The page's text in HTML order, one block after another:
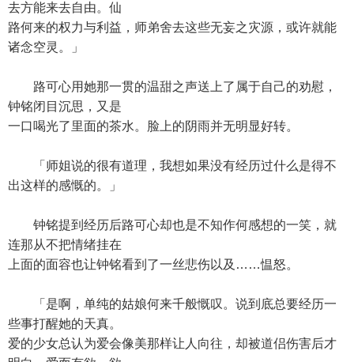
去方能来去自由。仙
路何来的权力与利益，师弟舍去这些无妄之灾源，或许就能
诸念空灵。」
路可心用她那一贯的温甜之声送上了属于自己的劝慰，
钟铭闭目沉思，又是
一口喝光了里面的茶水。脸上的阴雨并无明显好转。
「师姐说的很有道理，我想如果没有经历过什么是得不
出这样的感慨的。」
钟铭提到经历后路可心却也是不知作何感想的一笑，就
连那从不把情绪挂在
上面的面容也让钟铭看到了一丝悲伤以及……愠怒。
「是啊，单纯的姑娘何来千般慨叹。说到底总要经历一
些事打醒她的天真。
爱的少女总认为爱会像美那样让人向往，却被道侣伤害后才